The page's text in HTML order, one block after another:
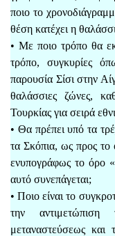
ποιο το
θέση κατέχει η
• Με ποιο τρόπο θα
τρόπο, συγκυρίες
παρουσία Σίσι στην
θαλάσσιες ζώνες,
Τουρκίας για σειρά
• Θα πρέπει υπό τα
τα Σκόπια, ως προς το
ενυπογράφως το όρο
αυτό συνεπάγεται;
• Ποιο είναι το
την αντιμετώπιση
μεταναστεύσεως